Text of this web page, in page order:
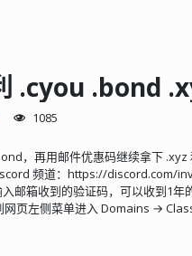
.cyou .bond
1085
，再用邮件优惠码继续拿下
频道：https://discord.com/
邮箱收到的验证码，可以收到1年
页左侧菜单进入 Domains →